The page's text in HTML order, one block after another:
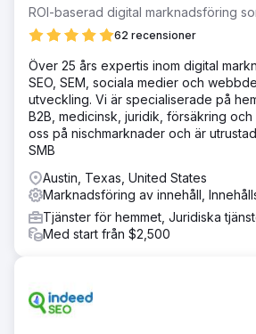
ROI-baserad digital marknadsföring
62 recensioner
Över 25 års expertis inom digital
SEO, SEM, sociala medier och
utveckling. Vi är specialiserade på
B2B, medicinsk, juridik, försäkring och
oss på nischmarknader och är
SMB
Austin, Texas, United States
Marknadsföring av innehåll,
Tjänster för hemmet, Juridiska
Med start från $2,500